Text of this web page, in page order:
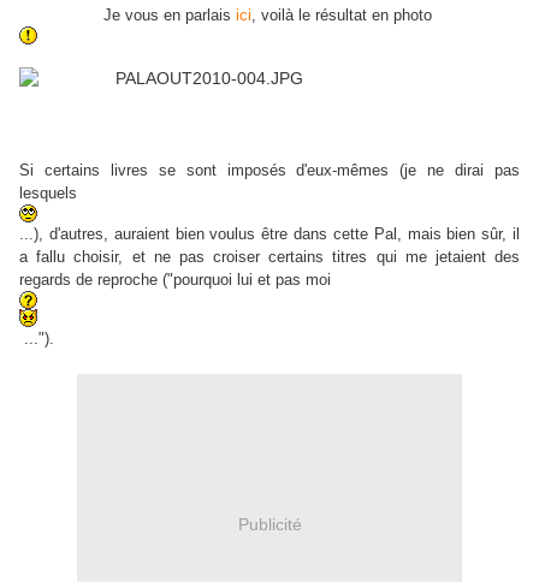
Je vous en parlais ici, voilà le résultat en photo
Si certains livres se sont imposés d'eux-mêmes (je ne dirai pas
lesquels
...), d'autres, auraient bien voulus être dans cette Pal, mais bien sûr, il
a fallu choisir, et ne pas croiser certains titres qui me jetaient des
regards de reproche ("pourquoi lui et pas moi
...").
Publicité